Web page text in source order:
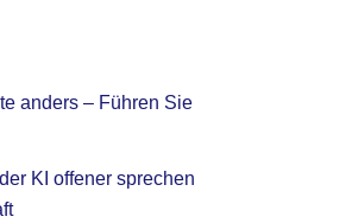
anders – Führen Sie
KI offener sprechen